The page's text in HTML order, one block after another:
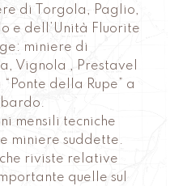
di Torgola, Paglio,
e dell’Unità Fluorite
miniere di
Vignola , Prestavel
della Rupe” a
mensili tecniche
miniere suddette.
riviste relative
quelle sul